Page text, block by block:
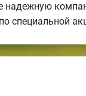
надежную
специальной